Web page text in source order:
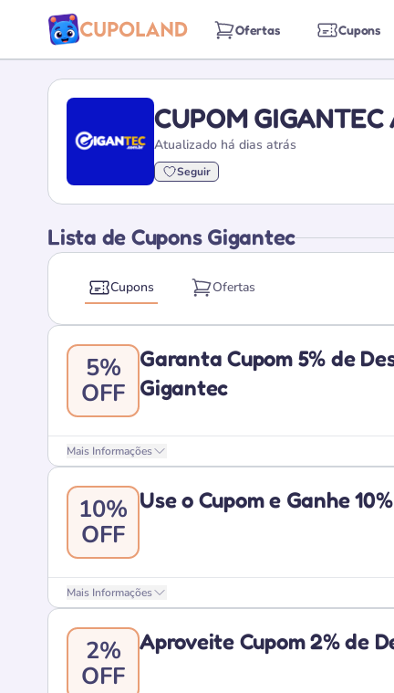
Ofertas Cupons
CUPOM
Atualizado há dias atrás
Seguir
Lista de Cupons Gigantec
Cupons Ofertas
5%
OFF
Garanta Cupom 5% de
Gigantec
Mais Informações
10%
OFF
Use o Cupom e Ganhe
Mais Informações
2%
OFF
Aproveite Cupom 2% de